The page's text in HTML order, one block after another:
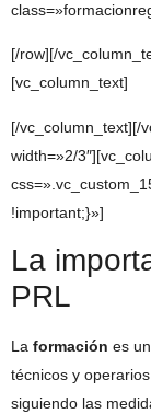
[/row][/
[vc_column_text]
[/vc_column_text][/
width=»2/
!important;}»]
La
PRL
La formación es
técnicos y
siguiendo las